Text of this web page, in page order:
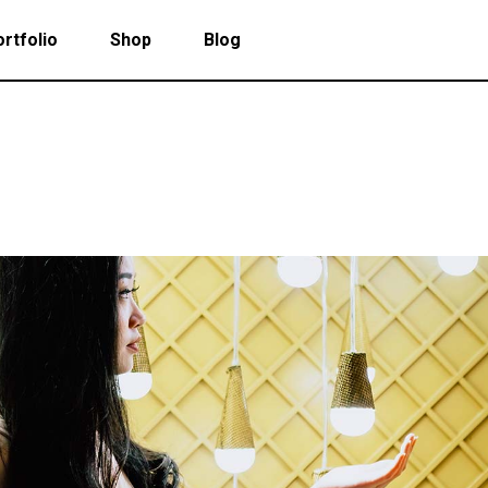
Col. Portfolio Wide
Col. Portfolio
Col. Portfolio Wide
Col. Portfolio Wide
Portfolio Wide
Zoom Hover
Grayscale Hover
Shop Blog
Col. Portfolio Wide
Col. Portfolio Wide
Portfolio Wide